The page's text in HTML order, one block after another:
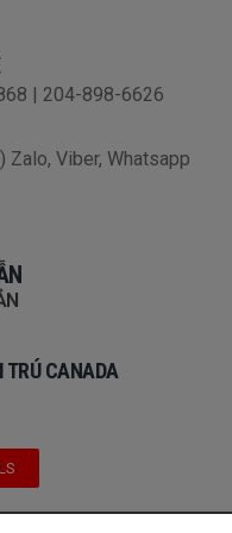
| 204-898-6626
Viber, Whatsapp
TRÚ CANADA​